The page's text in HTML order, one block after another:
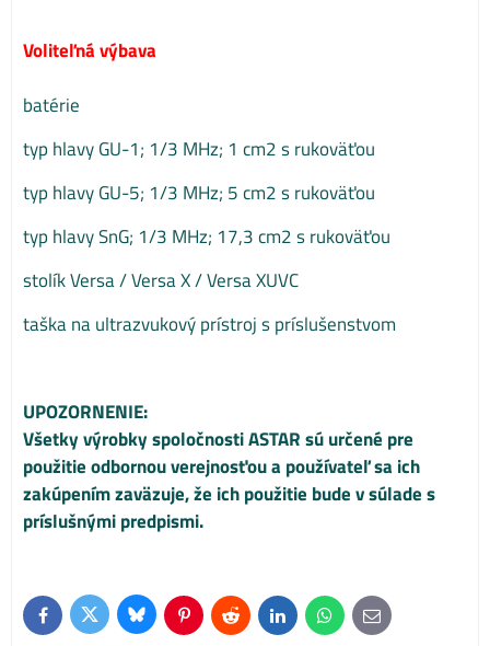
Voliteľná výbava
batérie
typ hlavy GU-1; 1/3 MHz; 1 cm2 s rukoväťou
typ hlavy GU-5; 1/3 MHz; 5 cm2 s rukoväťou
typ hlavy SnG; 1/3 MHz; 17,3 cm2 s rukoväťou
stolík Versa / Versa X / Versa XUVC
taška na ultrazvukový prístroj s príslušenstvom
UPOZORNENIE:
Všetky výrobky spoločnosti ASTAR sú určené pre
použitie odbornou verejnosťou a používateľ sa ich
zakúpením zaväzuje, že ich použitie bude v súlade s
príslušnými predpismi.
FacebookTwitterBlueskyPinterestReddit LinkedInWhatsApp
E-
mail